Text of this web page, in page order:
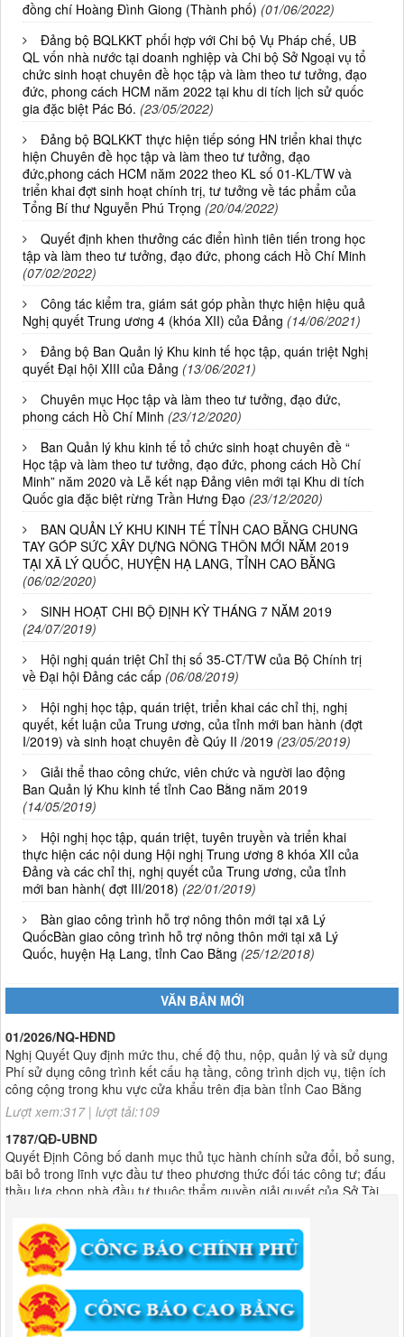
đồng chí Hoàng Đình Giong (Thành phố) (01/06/2022)
Đảng bộ BQLKKT phối hợp với Chi bộ Vụ Pháp chế, UB
QL vốn nhà nước tại doanh nghiệp và Chi bộ Sở Ngoại vụ tổ
chức sinh hoạt chuyên đề học tập và làm theo tư tưởng, đạo
đức, phong cách HCM năm 2022 tại khu di tích lịch sử quốc
gia đặc biệt Pác Bó. (23/05/2022)
Đảng bộ BQLKKT thực hiện tiếp sóng HN triển khai thực
hiện Chuyên đề học tập và làm theo tư tưởng, đạo
đức,phong cách HCM năm 2022 theo KL số 01-KL/TW và
triển khai đợt sinh hoạt chính trị, tư tưởng về tác phẩm của
Tổng Bí thư Nguyễn Phú Trọng (20/04/2022)
Quyết định khen thưởng các điển hình tiên tiến trong học
tập và làm theo tư tưởng, đạo đức, phong cách Hồ Chí Minh
(07/02/2022)
Công tác kiểm tra, giám sát góp phần thực hiện hiệu quả
Nghị quyết Trung ương 4 (khóa XII) của Đảng (14/06/2021)
Đảng bộ Ban Quản lý Khu kinh tế học tập, quán triệt Nghị
quyết Đại hội XIII của Đảng (13/06/2021)
Chuyên mục Học tập và làm theo tư tưởng, đạo đức,
phong cách Hồ Chí Minh (23/12/2020)
Ban Quản lý khu kinh tế tổ chức sinh hoạt chuyên đề “
Học tập và làm theo tư tưởng, đạo đức, phong cách Hồ Chí
Minh” năm 2020 và Lễ kết nạp Đảng viên mới tại Khu di tích
Quốc gia đặc biệt rừng Trần Hưng Đạo (23/12/2020)
BAN QUẢN LÝ KHU KINH TẾ TỈNH CAO BẰNG CHUNG
TAY GÓP SỨC XÂY DỰNG NÔNG THÔN MỚI NĂM 2019
TẠI XÃ LÝ QUỐC, HUYỆN HẠ LANG, TỈNH CAO BẰNG
(06/02/2020)
SINH HOẠT CHI BỘ ĐỊNH KỲ THÁNG 7 NĂM 2019
(24/07/2019)
Hội nghị quán triệt Chỉ thị số 35-CT/TW của Bộ Chính trị
về Đại hội Đảng các cấp (06/08/2019)
Hội nghị học tập, quán triệt, triển khai các chỉ thị, nghị
quyết, kết luận của Trung ương, của tỉnh mới ban hành (đợt
I/2019) và sinh hoạt chuyên đề Qúy II /2019 (23/05/2019)
Giải thể thao công chức, viên chức và người lao động
Ban Quản lý Khu kinh tế tỉnh Cao Bằng năm 2019
(14/05/2019)
Hội nghị học tập, quán triệt, tuyên truyền và triển khai
thực hiện các nội dung Hội nghị Trung ương 8 khóa XII của
Đảng và các chỉ thị, nghị quyết của Trung ương, của tỉnh
mới ban hành( đợt III/2018) (22/01/2019)
Bàn giao công trình hỗ trợ nông thôn mới tại xã Lý
QuốcBàn giao công trình hỗ trợ nông thôn mới tại xã Lý
Quốc, huyện Hạ Lang, tỉnh Cao Bằng (25/12/2018)
VĂN BẢN MỚI
01/2026/NQ-HĐND
Nghị Quyết Quy định mức thu, chế độ thu, nộp, quản lý và sử dụng
Phí sử dụng công trình kết cấu hạ tầng, công trình dịch vụ, tiện ích
công cộng trong khu vực cửa khẩu trên địa bàn tỉnh Cao Bằng
Lượt xem:317 | lượt tải:109
1787/QĐ-UBND
Quyết Định Công bố danh mục thủ tục hành chính sửa đổi, bổ sung,
bãi bỏ trong lĩnh vực đầu tư theo phương thức đối tác công tư; đấu
thầu lựa chọn nhà đầu tư thuộc thẩm quyền giải quyết của Sở Tài
chính, Ban Quản lý Khu kinh tế tỉnh, UBND cấp xã tỉnh CB
182/QĐ-BQLKKT
Quyết Định Công khai điều chỉnh, bổ sung Kế hoạch vốn đầu tư
công năm 2025
Lượt xem:457 | lượt tải:351
1174/QĐ-UBND